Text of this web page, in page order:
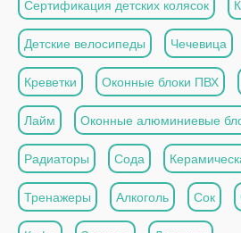
Сертификация детских колясок
Детские велосипеды Чечевица
Креветки Оконные блоки ПВХ
Лайм Оконные алюминиевые
Радиаторы Сода
Тренажеры Алкоголь Сок